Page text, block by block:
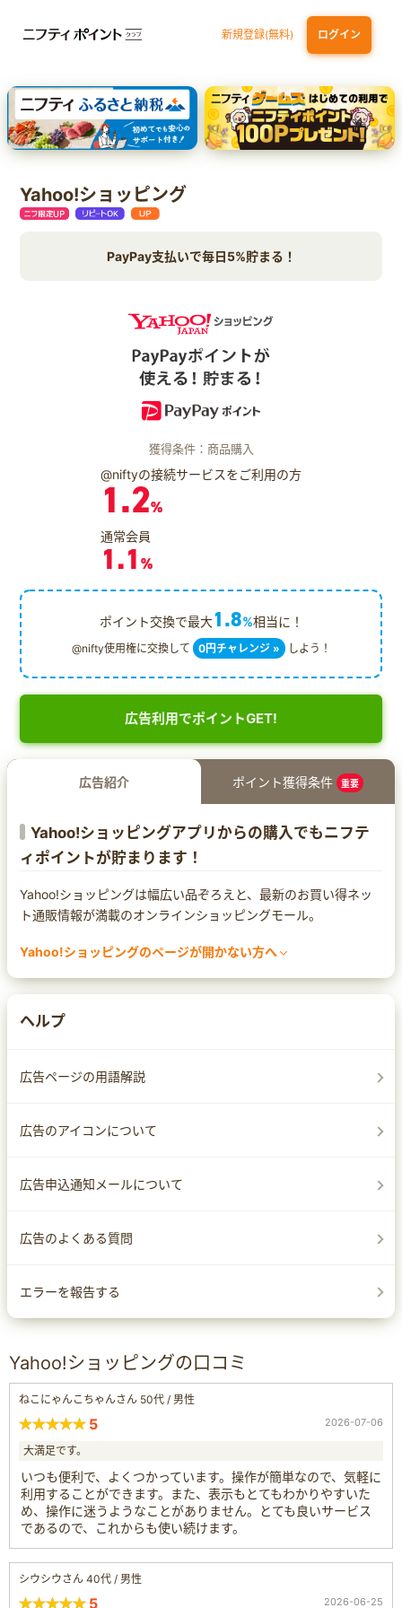
新規登録(無料) ログイン
エポスカード【最短1週間程度付与】
【親権者さまの代理申込専用】三井住友銀行Oliveお子さま用口座
三井住友カード（NL）
Yahoo!ショッピング
PayPay支払いで毎日5%貯まる！
獲得条件：商品購入
@niftyの接続サービスをご利用の方
1.2%
通常会員
1.1 %
ポイント交換で最大1.8%相当に！
@nifty使用権に交換して 0円チャレンジ » しよう！
広告利用でポイントGET!
広告紹介 ポイント獲得条件 重要
Yahoo!ショッピングアプリからの購入でもニフテ
ィポイントが貯まります！
Yahoo!ショッピングは幅広い品ぞろえと、最新のお買い得ネッ
ト通販情報が満載のオンラインショッピングモール。
Yahoo!ショッピングのページが開かない方へ
る場合があります。
Yahoo!ショッピングのページが開かなかったり、警告の文言が
なお、設定方法は
サイトへ移動する
トのマニュアルをご確認ください。
ヘルプ
広告ページの用語解説
広告のアイコンについて
広告申込通知メールについて
広告のよくある質問
エラーを報告する
Yahoo!ショッピングの口コミ
ねこにゃんこちゃんさん 50代 / 男性
5 2026-07-06
大満足です。
いつも便利で、よくつかっています。操作が簡単なので、気軽に
利用することができます。また、表示もとてもわかりやすいた
め、操作に迷うようなことがありません。とても良いサービス
であるので、これからも使い続けます。
シウシウさん 40代 / 男性
5 2026-06-25